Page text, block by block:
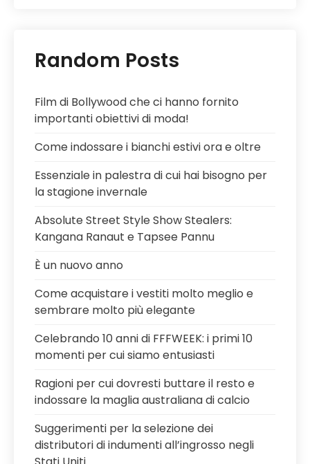
Random Posts
Film di Bollywood che ci hanno fornito
importanti obiettivi di moda!
Come indossare i bianchi estivi ora e oltre
Essenziale in palestra di cui hai bisogno per
la stagione invernale
Absolute Street Style Show Stealers:
Kangana Ranaut e Tapsee Pannu
È un nuovo anno
Come acquistare i vestiti molto meglio e
sembrare molto più elegante
Celebrando 10 anni di FFFWEEK: i primi 10
momenti per cui siamo entusiasti
Ragioni per cui dovresti buttare il resto e
indossare la maglia australiana di calcio
Suggerimenti per la selezione dei
distributori di indumenti all’ingrosso negli